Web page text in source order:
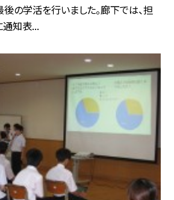
の学活を行いました。廊下では、担
知表...